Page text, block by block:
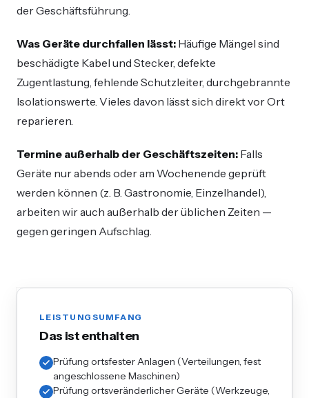
der Geschäftsführung.
Was Geräte durchfallen lässt: Häufige Mängel sind
beschädigte Kabel und Stecker, defekte
Zugentlastung, fehlende Schutzleiter, durchgebrannte
Isolationswerte. Vieles davon lässt sich direkt vor Ort
reparieren.
Termine außerhalb der Geschäftszeiten: Falls
Geräte nur abends oder am Wochenende geprüft
werden können (z. B. Gastronomie, Einzelhandel),
arbeiten wir auch außerhalb der üblichen Zeiten —
gegen geringen Aufschlag.
LEISTUNGSUMFANG
Das ist enthalten
Prüfung ortsfester Anlagen (Verteilungen, fest
angeschlossene Maschinen)
Prüfung ortsveränderlicher Geräte (Werkzeuge,